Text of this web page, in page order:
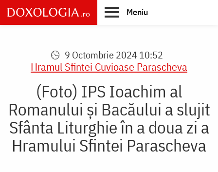
Skip
to
main
Meniu
9 Octombrie 2024 10:52
Hramul Sfintei Cuvioase Parascheva
(Foto) IPS Ioachim al
Romanului și Bacăului a slujit
Sfânta Liturghie în a doua zi a
Hramului Sfintei Parascheva